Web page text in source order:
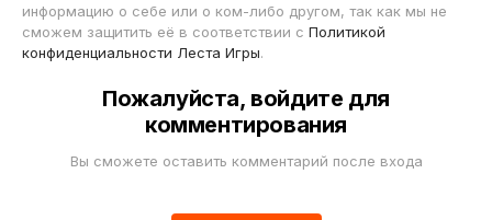
информацию о себе или о ком-либо другом, так как мы не
сможем защитить её в соответствии с Политикой
конфиденциальности Леста Игры.
Пожалуйста, войдите для
комментирования
Вы сможете оставить комментарий после входа